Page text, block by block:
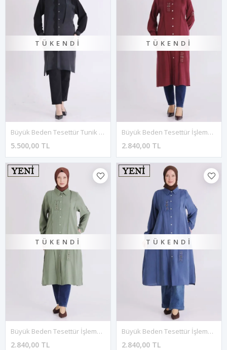
TÜKENDI
Büyük Beden Tesettür Tunik 23043 Siyah
5.500,00 TL
TÜKENDI
Büyük Beden Tesettür İşlemeli Tunik 2359 Bordo
2.840,00 TL
TÜKENDI
Büyük Beden Tesettür İşlemeli Tunik 2359 Nane Yeşili
2.840,00 TL
TÜKENDI
Büyük Beden Tesettür İşlemeli Tunik 2359 İndigo
2.840,00 TL